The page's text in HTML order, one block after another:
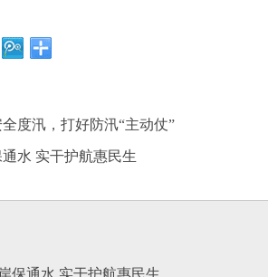
度汛，打好防汛“主动仗”
水 实干护航惠民生
保通水 实干护航惠民生